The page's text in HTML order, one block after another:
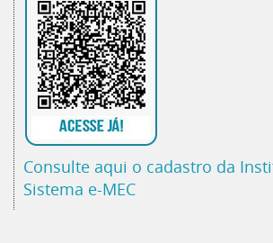
Consulte aqui o cadastro da
Sistema e-MEC